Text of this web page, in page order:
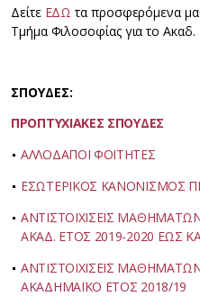
Δείτε ΕΔΩ τα προσφερόμενα
Τμήμα Φιλοσοφίας για το Ακαδ.
ΣΠΟΥΔΕΣ:
ΠΡΟΠΤΥΧΙΑΚΕΣ ΣΠΟΥΔΕΣ
ΑΛΛΟΔΑΠΟΙ ΦΟΙΤΗΤΕΣ
ΕΣΩΤΕΡΙΚΟΣ ΚΑΝΟΝΙΣΜΟΣ
ΑΝΤΙΣΤΟΙΧΙΣΕΙΣ
ΑΚΑΔ. ΕΤΟΣ 2019-2020 ΕΩΣ
ΑΝΤΙΣΤΟΙΧΙΣΕΙΣ
ΑΚΑΔΗΜΑΪΚΟ ΕΤΟΣ 2018/19